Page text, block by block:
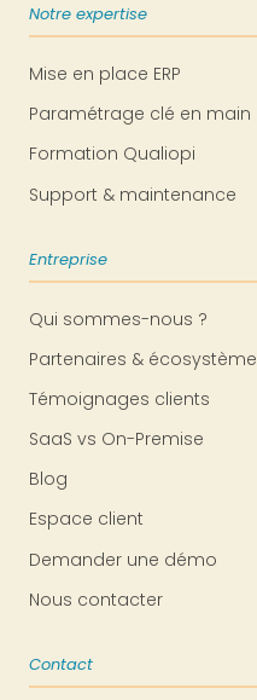
Notre expertise
Mise en place ERP
Paramétrage clé en main
Formation Qualiopi
Support & maintenance
Entreprise
Qui sommes-nous ?
Partenaires & écosystème
Témoignages clients
SaaS vs On-Premise
Blog
Espace client
Demander une démo
Nous contacter
Contact